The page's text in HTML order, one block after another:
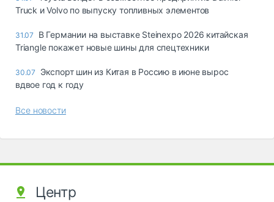
Truck и Volvo по выпуску топливных элементов
31.07
В Германии на выставке Steinexpo 2026 китайская
Triangle покажет новые шины для спецтехники
30.07
Экспорт шин из Китая в Россию в июне вырос
вдвое год к году
Все новости
Центр